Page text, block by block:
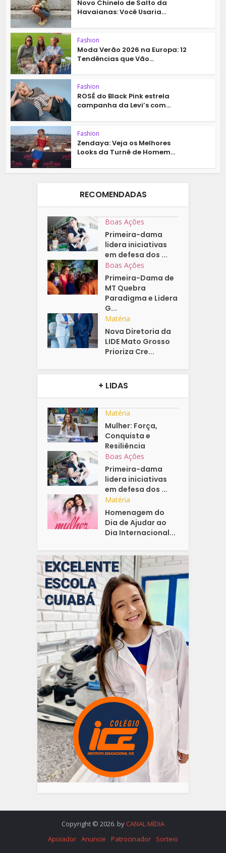
Novo Chinelo de Salto da
Havaianas: Você Usaria...
Fashion
Moda Verão 2026 na Europa: 12
Tendências que Vão...
Fashion
ROSÉ do Black Pink estrela
campanha da Levi’s com...
Fashion
Zendaya: Veja os Melhores
Looks da Turnê de Homem...
RECOMENDADAS
Boas Ações
Primeira-dama
lidera iniciativas
em defesa dos ...
Boas Ações
Primeira-Dama de
MT Quebra
Paradigma e Lidera
G...
Matéria
Nova Diretoria da
LIDE Mato Grosso
Prioriza Cre...
+ LIDAS
Matéria
Mulher: Força,
Conquista e
Resiliência
Boas Ações
Primeira-dama
lidera iniciativas
em defesa dos ...
Matéria
Homenagem do
Dia de Ajudar ao
Dia Internacional...
Copyright © 2026. by CANAL MÍDIA
Apoiador Anuncie Patrocinador Sorteio